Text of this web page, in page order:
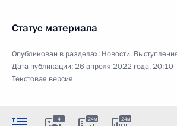
Статус материала
Опубликован в разделах: Новости,
Дата публикации:26 апреля 2022 года, 20:10
Текстовая версия
4 24м 24м